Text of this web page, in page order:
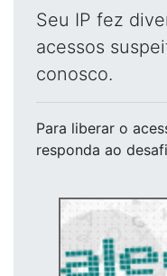
Seu IP fez
acessos
conosco.
Para liberar o
responda ao